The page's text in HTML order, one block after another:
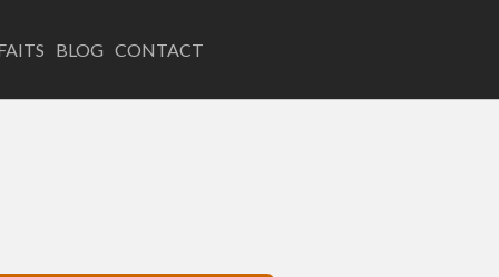
BLOG CONTACT